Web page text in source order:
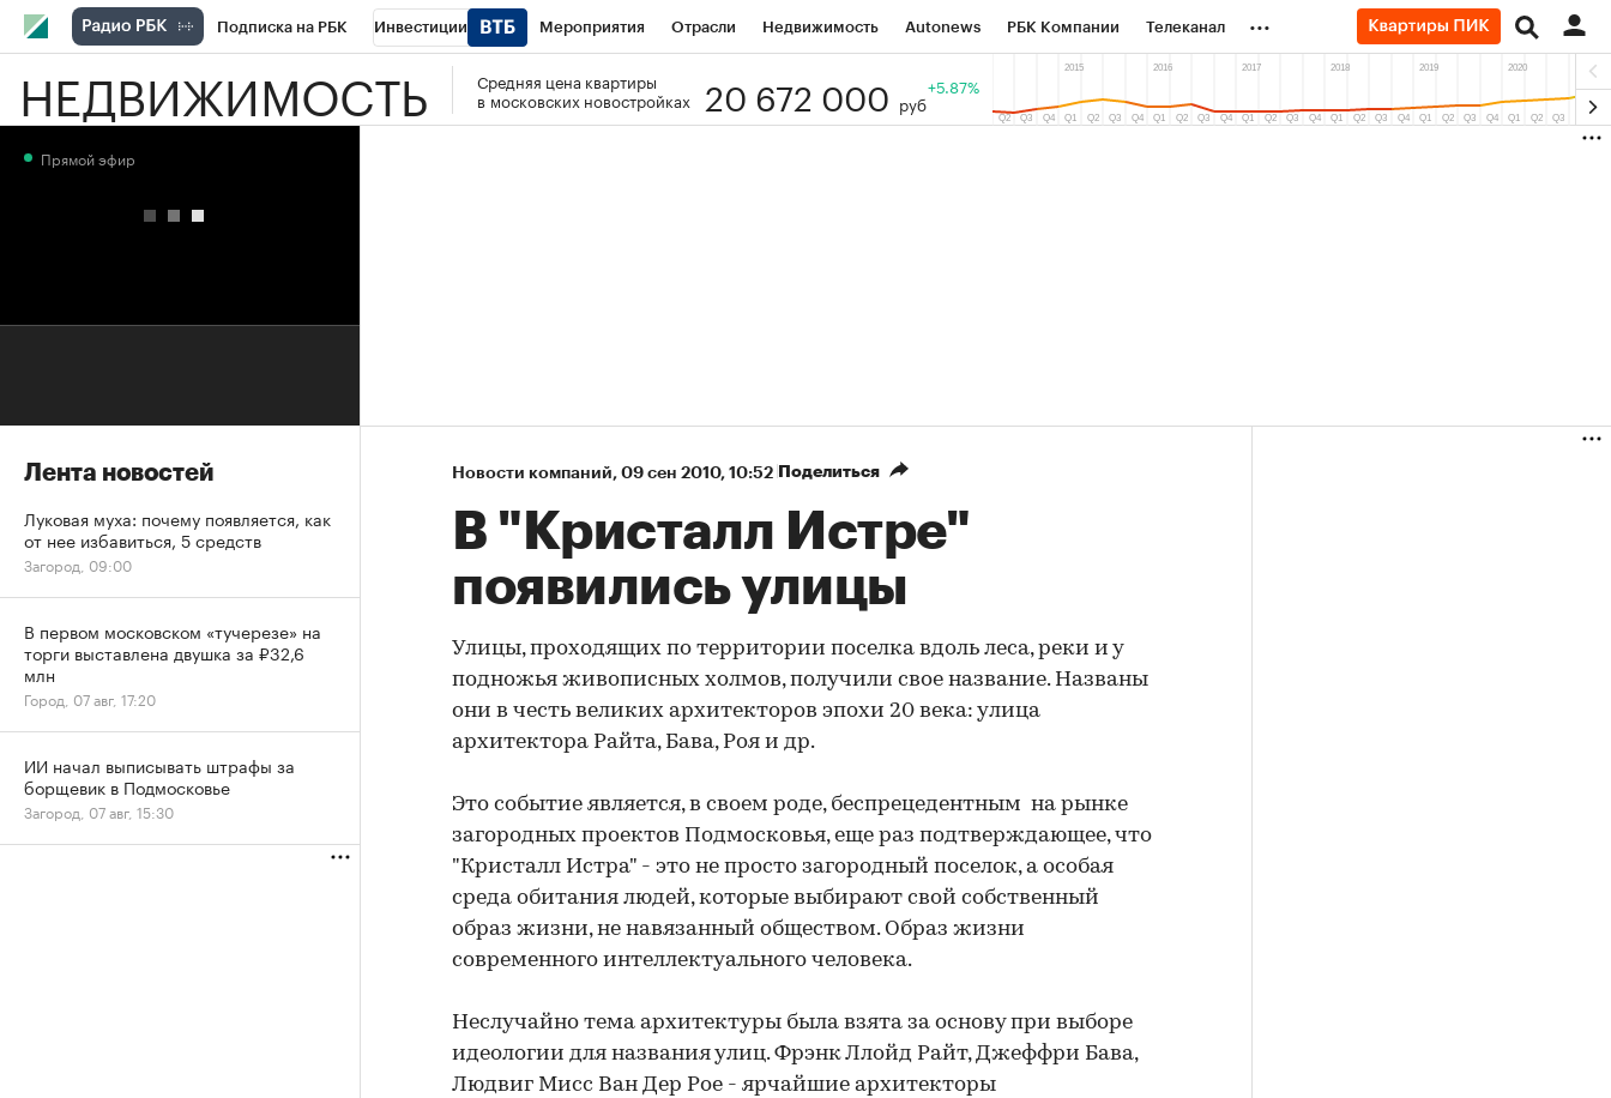
Подписка на РБК Инвестиции Мероприятия Отрасли Недвижимость Autonews РБК Компании Телеканал
РБК Вино Спорт Школа управления РБК РБК Образование Тренды
...
НЕДВИЖИМОСТЬ
Средняя цена квартиры
в московских новостройках
20 672 000 руб
+5.87%
Новости компаний⁠, 09 сен 2010, 10:52 Поделиться
В "Кристалл Истре"
появились улицы
Улицы, проходящих по территории поселка вдоль леса, реки и у
подножья живописных холмов, получили свое название. Названы
они в честь великих архитекторов эпохи 20 века: улица
архитектора Райта, Бава, Роя и др.
Это событие является, в своем роде, беспрецедентным на рынке
загородных проектов Подмосковья, еще раз подтверждающее, что
"Кристалл Истра" - это не просто загородный поселок, а особая
среда обитания людей, которые выбирают свой собственный
образ жизни, не навязанный обществом. Образ жизни
современного интеллектуального человека.
Неслучайно тема архитектуры была взята за основу при выборе
идеологии для названия улиц. Фрэнк Ллойд Райт, Джеффри Бава,
Людвиг Мисс Ван Дер Рое - ярчайшие архитекторы
Прямой эфир
Лента новостей
Луковая муха: почему появляется, как
от нее избавиться, 5 средств
Загород, 09:00
В первом московском «тучерезе» на
торги выставлена двушка за ₽32,6
млн
Город, 07 авг, 17:20
ИИ начал выписывать штрафы за
борщевик в Подмосковье
Загород, 07 авг, 15:30